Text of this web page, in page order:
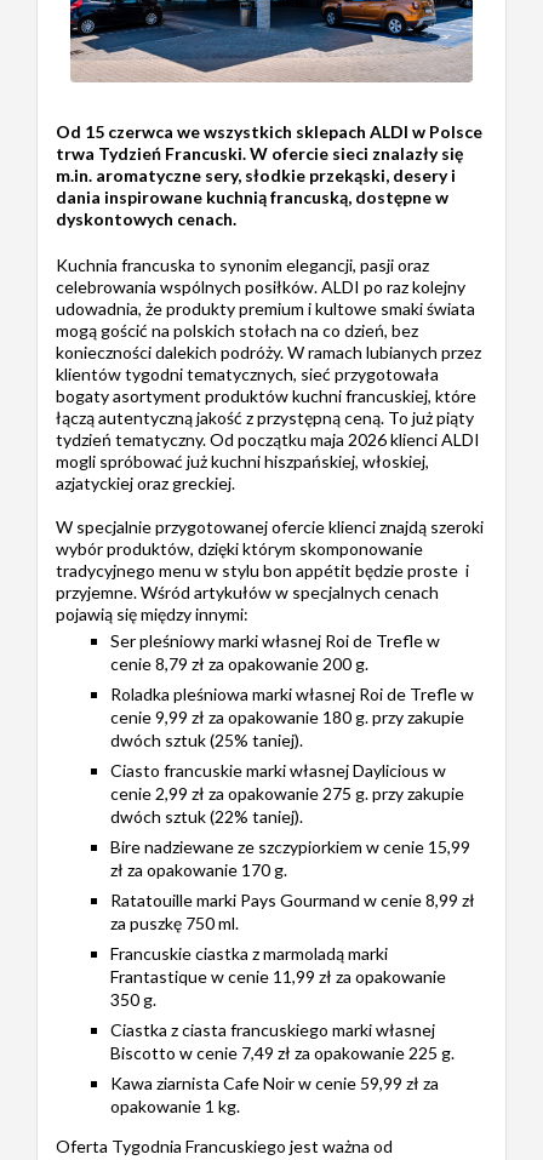
Od 15 czerwca we wszystkich sklepach ALDI w Polsce
trwa Tydzień Francuski. W ofercie sieci znalazły się
m.in. aromatyczne sery, słodkie przekąski, desery i
dania inspirowane kuchnią francuską, dostępne w
dyskontowych cenach.
Kuchnia francuska to synonim elegancji, pasji oraz
celebrowania wspólnych posiłków. ALDI po raz kolejny
udowadnia, że produkty premium i kultowe smaki świata
mogą gościć na polskich stołach na co dzień, bez
konieczności dalekich podróży. W ramach lubianych przez
klientów tygodni tematycznych, sieć przygotowała
bogaty asortyment produktów kuchni francuskiej, które
łączą autentyczną jakość z przystępną ceną. To już piąty
tydzień tematyczny. Od początku maja 2026 klienci ALDI
mogli spróbować już kuchni hiszpańskiej, włoskiej,
azjatyckiej oraz greckiej.
W specjalnie przygotowanej ofercie klienci znajdą szeroki
wybór produktów, dzięki którym skomponowanie
tradycyjnego menu w stylu bon appétit będzie proste i
przyjemne. Wśród artykułów w specjalnych cenach
pojawią się między innymi:
Ser pleśniowy marki własnej Roi de Trefle w
cenie 8,79 zł za opakowanie 200 g.
Roladka pleśniowa marki własnej Roi de Trefle w
cenie 9,99 zł za opakowanie 180 g. przy zakupie
dwóch sztuk (25% taniej).
Ciasto francuskie marki własnej Daylicious w
cenie 2,99 zł za opakowanie 275 g. przy zakupie
dwóch sztuk (22% taniej).
Bire nadziewane ze szczypiorkiem w cenie 15,99
zł za opakowanie 170 g.
Ratatouille marki Pays Gourmand w cenie 8,99 zł
za puszkę 750 ml.
Francuskie ciastka z marmoladą marki
Frantastique w cenie 11,99 zł za opakowanie
350 g.
Ciastka z ciasta francuskiego marki własnej
Biscotto w cenie 7,49 zł za opakowanie 225 g.
Kawa ziarnista Cafe Noir w cenie 59,99 zł za
opakowanie 1 kg.
Oferta Tygodnia Francuskiego jest ważna od